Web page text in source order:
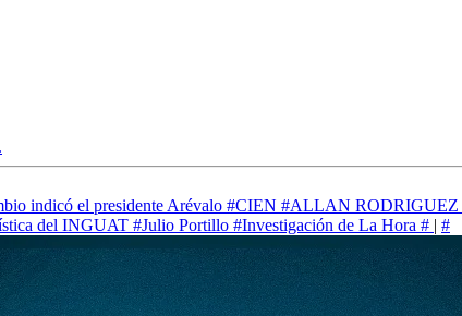
indicó el presidente Arévalo #CIEN #ALLAN RODRIGUEZ
del INGUAT #Julio Portillo #Investigación de La Hora # | #